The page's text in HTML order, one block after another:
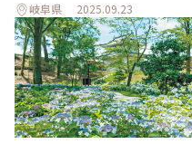
岐阜県 2025.09.23